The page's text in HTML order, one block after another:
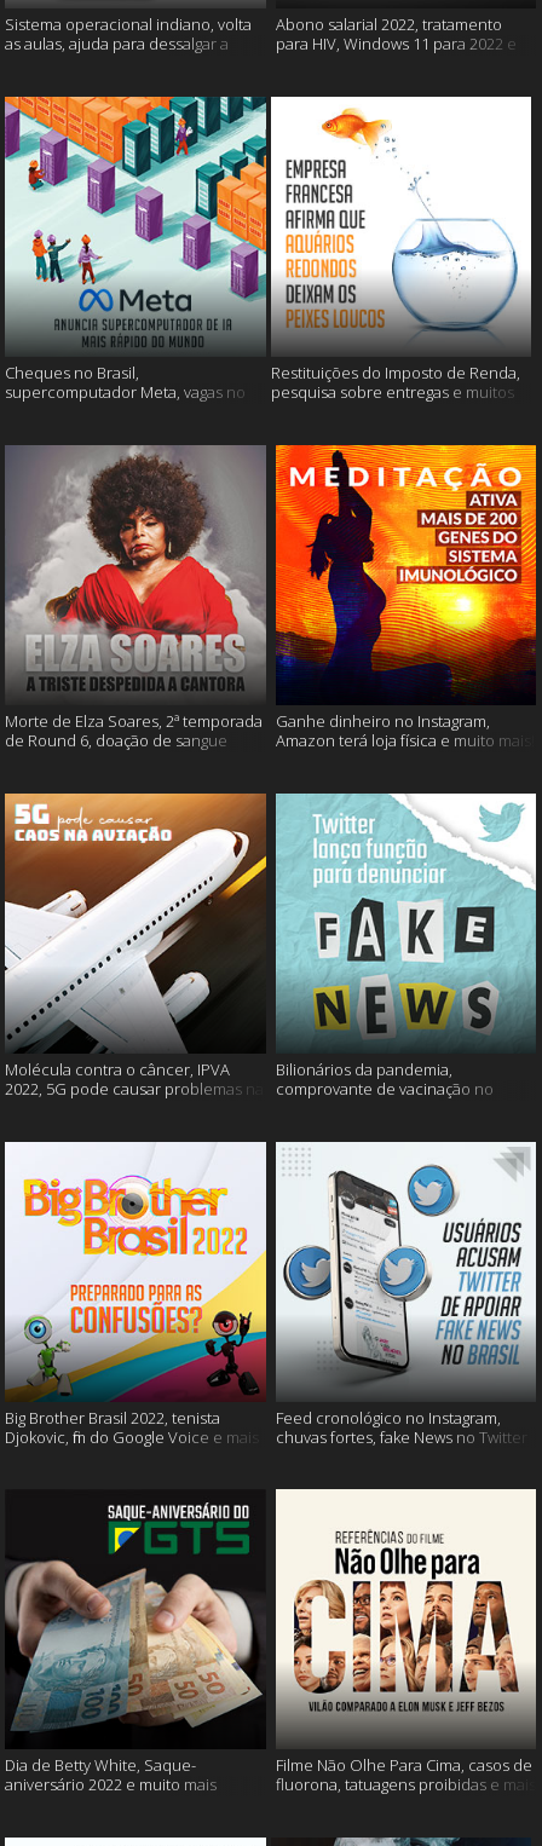
Sistema operacional indiano, volta
as aulas, ajuda para dessalgar a
Abono salarial 2022, tratamento
para HIV, Windows 11 para 2022 e
Cheques no Brasil,
supercomputador Meta, vagas no
Restituições do Imposto de Renda,
pesquisa sobre entregas e muitos
Morte de Elza Soares, 2ª temporada
de Round 6, doação de sangue
Ganhe dinheiro no Instagram,
Amazon terá loja física e muito mais!
Molécula contra o câncer, IPVA
2022, 5G pode causar problemas na
Bilionários da pandemia,
comprovante de vacinação no
Big Brother Brasil 2022, tenista
Djokovic, fim do Google Voice e mais
Feed cronológico no Instagram,
chuvas fortes, fake News no Twitter
Dia de Betty White, Saque-
aniversário 2022 e muito mais
Filme Não Olhe Para Cima, casos de
fluorona, tatuagens proibidas e mais